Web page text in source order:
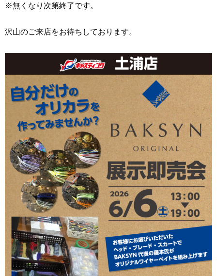
※無くなり次第終了です。
沢山のご来店をお待ちしております。